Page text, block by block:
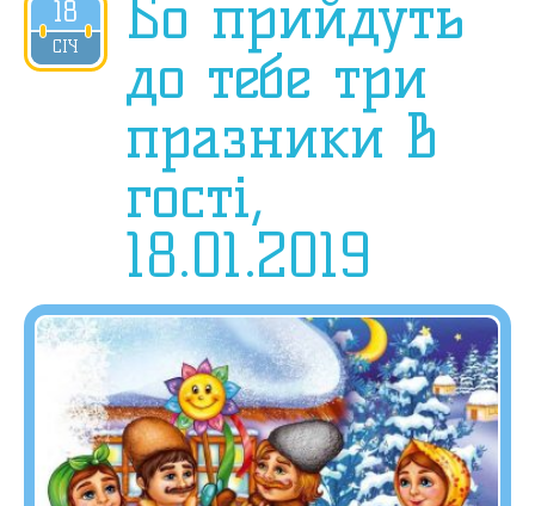
18
СІЧ
2019
Бо прийдуть
до тебе три
празники в
гості,
18.01.2019